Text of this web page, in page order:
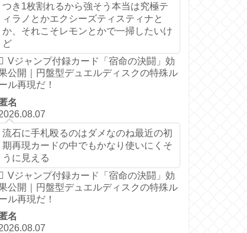
つき1枚割れるから強そう本当は究極テ
ィラノとかエクシーズティスティナと
か、それこそレモンとかで一掃したいけ
ど
Vジャンプ付録カード「宿命の決闘」効
公開｜円盤型デュエルディスクの特殊ル
ル再現だ！
匿名
流石に手札殴るのはダメなのね最近の初
期再現カードの中でもかなり使いにくそ
うに見える
Vジャンプ付録カード「宿命の決闘」効
公開｜円盤型デュエルディスクの特殊ル
ル再現だ！
匿名